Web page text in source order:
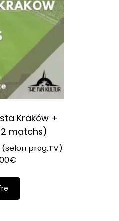
Kraków +
matchs)
prog.TV)
€